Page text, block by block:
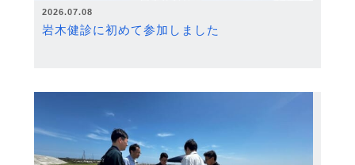
2026.07.08
岩木健診に初めて参加しました